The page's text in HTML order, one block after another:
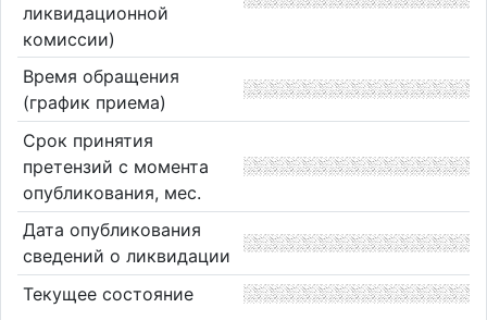
ликвидационной
комиссии)
Время обращения
(график приема)
Срок принятия
претензий с момента
опубликования, мес.
Дата опубликования
сведений о ликвидации
Текущее состояние